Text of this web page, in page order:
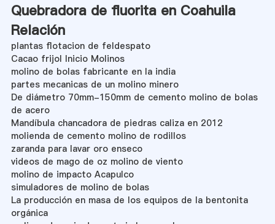
Quebradora de fluorita en Coahuila
Relación
plantas flotacion de feldespato
Cacao frijol Inicio Molinos
molino de bolas fabricante en la india
partes mecanicas de un molino minero
De diámetro 70mm-150mm de cemento molino de bolas
de acero
Mandíbula chancadora de piedras caliza en 2012
molienda de cemento molino de rodillos
zaranda para lavar oro enseco
videos de mago de oz molino de viento
molino de impacto Acapulco
simuladores de molino de bolas
La producción en masa de los equipos de la bentonita
orgánica